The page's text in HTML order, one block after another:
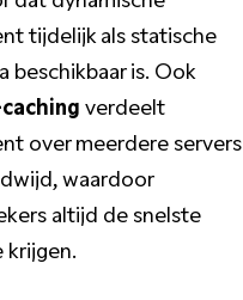
tijdelijk als statische
beschikbaar is. Ook
verdeelt
over meerdere servers
waardoor
altijd de snelste
krijgen.